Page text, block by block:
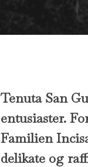
Tenuta San
entusiaster.
Familien
delikate og